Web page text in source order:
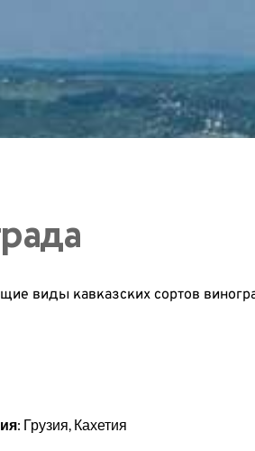
виды кавказских сортов
: Грузия, Кахетия